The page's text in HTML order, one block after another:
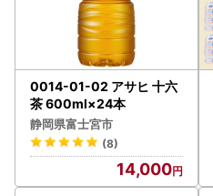
0014-01-02 アサヒ 十六
茶 600ml×24本
静岡県富士宮市
(8)
14,000